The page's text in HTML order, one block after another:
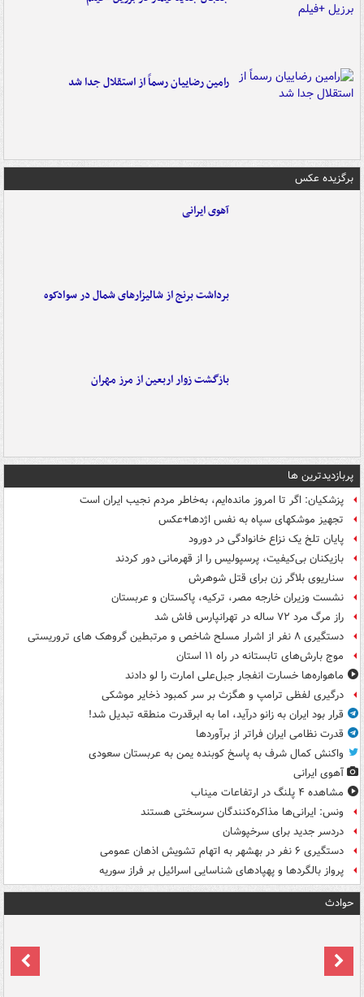
رامین رضاییان رسماً از استقلال جدا شد
برگزیده عکس
آهوی ایرانی
برداشت برنج از شالیزارهای شمال در سوادکوه
بازگشت زوار اربعین از مرز مهران
پربازدیدترین ها
پزشکیان: اگر تا امروز مانده‌ایم، به‌خاطر مردم نجیب ایران است
تجهیز موشکهای سپاه به نفس اژدها+عکس
پایان تلخ یک نزاع خانوادگی در دورود
بازیکنان بی‌کیفیت، پرسپولیس را از قهرمانی دور کردند
سناریوی بلاگر زن برای قتل شوهرش
نشست وزیران خارجه مصر، ترکیه، پاکستان و عربستان
راز مرگ مرد ۷۲ ساله در تهرانپارس فاش شد
دستگیری ۸ نفر از اشرار مسلح شاخص و مرتبطین گروهک های تروریستی
موج بارش‌های تابستانه در راه ۱۱ استان
ماهواره‌ها خسارت انفجار جبل‌علی امارت را لو دادند
درگیری لفظی ترامپ و هگزث بر سر کمبود ذخایر موشکی
قرار بود ایران به زانو درآید، اما به ابرقدرت منطقه تبدیل شد!
قدرت نظامی ایران فراتر از برآوردها
واکنش کمال شرف به پاسخ کوبنده یمن به عربستان سعودی
آهوی ایرانی
مشاهده ۴ پلنگ در ارتفاعات میناب
ونس: ایرانی‌ها مذاکره‌کنندگان سرسختی هستند
دردسر جدید برای سرخپوشان
دستگیری ۶ نفر در بهشهر به اتهام تشویش اذهان عمومی
پرواز بالگردها و پهپادهای شناسایی اسرائیل بر فراز سوریه
حوادث